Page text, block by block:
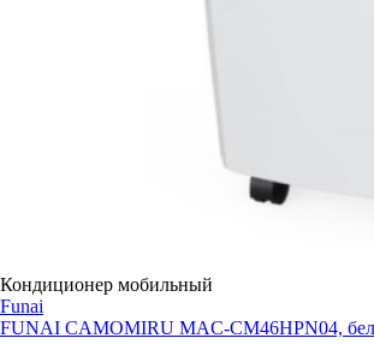
Кондиционер мобильный
Funai
FUNAI CAMOMIRU MAC-CM46HPN04,